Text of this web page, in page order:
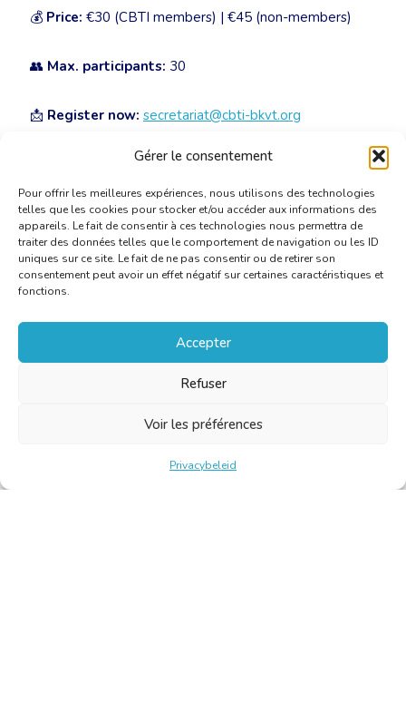
Gérer le consentement
Pour offrir les meilleures expériences, nous utilisons des technologies
telles que les cookies pour stocker et/ou accéder aux informations des
appareils. Le fait de consentir à ces technologies nous permettra de
traiter des données telles que le comportement de navigation ou les ID
uniques sur ce site. Le fait de ne pas consentir ou de retirer son
consentement peut avoir un effet négatif sur certaines caractéristiques et
fonctions.
Accepter
Refuser
Voir les préférences
Privacybeleid
💰 Price: €30 (CBTI members) | €45 (non-members)
👥 Max. participants: 30
📩 Register now: secretariat@cbti-bkvt.org
Replay available for registered participants!